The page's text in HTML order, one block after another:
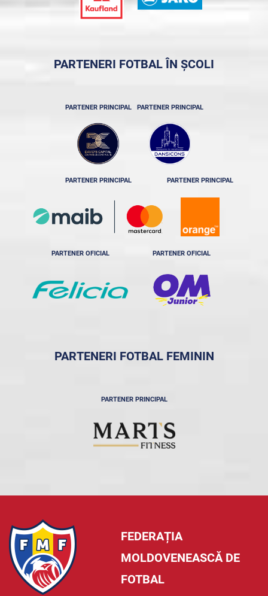
PARTENERI FOTBAL ÎN ȘCOLI
PARTENER PRINCIPAL PARTENER PRINCIPAL
PARTENER PRINCIPAL PARTENER PRINCIPAL
PARTENER OFICIAL PARTENER OFICIAL
PARTENERI FOTBAL FEMININ
PARTENER PRINCIPAL
FEDERAȚIA
MOLDOVENEASCĂ DE
FOTBAL